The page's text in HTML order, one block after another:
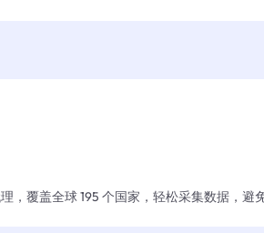
，覆盖全球 195 个国家，轻松采集数据，避